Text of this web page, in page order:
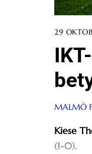
29
MALMÖ
Kiese
(1-0).